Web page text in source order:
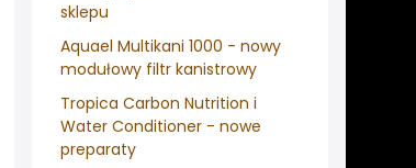
sklepu
Aquael Multikani 1000 - nowy
modułowy filtr kanistrowy
Tropica Carbon Nutrition i
Water Conditioner - nowe
preparaty